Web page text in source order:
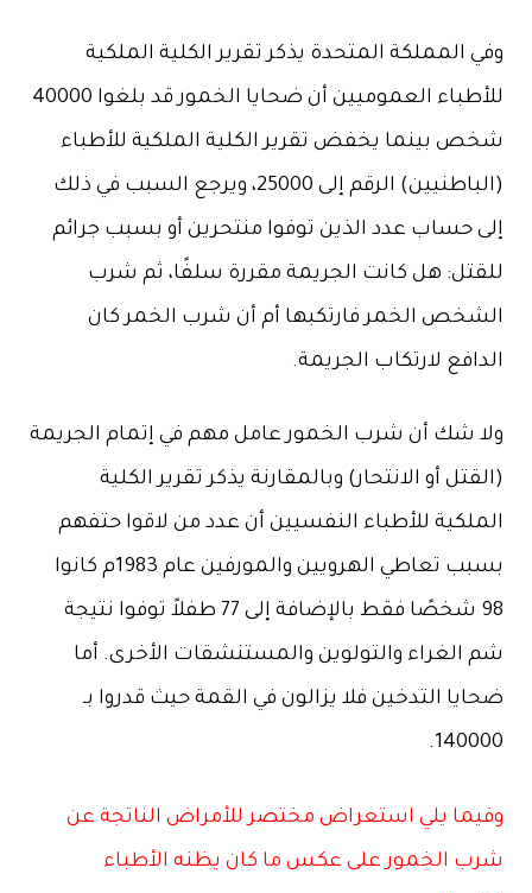
وفي المملكة المتحدة يذكر تقرير الكلية الملكية
للأطباء العموميين أن ضحايا الخمور قد بلغوا 40000
شخص بينما يخفض تقرير الكلية الملكية للأطباء
(الباطنيين) الرقم إلى 25000، ويرجع السبب في ذلك
إلى حساب عدد الذين توفوا منتحرين أو بسبب جرائم
للقتل: هل كانت الجريمة مقررة سلفًا، ثم شرب
الشخص الخمر فارتكبها أم أن شرب الخمر كان
الدافع لارتكاب الجريمة.
ولا شك أن شرب الخمور عامل مهم في إتمام الجريمة
(القتل أو الانتحار) وبالمقارنة يذكر تقرير الكلية
الملكية للأطباء النفسيين أن عدد من لاقوا حتفهم
بسبب تعاطي الهرويين والمورفين عام 1983م كانوا
98 شخصًا فقط بالإضافة إلى 77 طفلاً توفوا نتيجة
شم الغراء والتولوين والمستنشقات الأخرى. أما
ضحايا التدخين فلا يزالون في القمة حيث قدروا بـ
140000.
وفيما يلي استعراض مختصر للأمراض الناتجة عن
شرب الخمور على عكس ما كان يظنه الأطباء